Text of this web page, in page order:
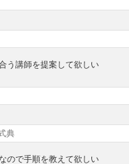
う講師を提案して欲しい
ので手順を教えて欲しい